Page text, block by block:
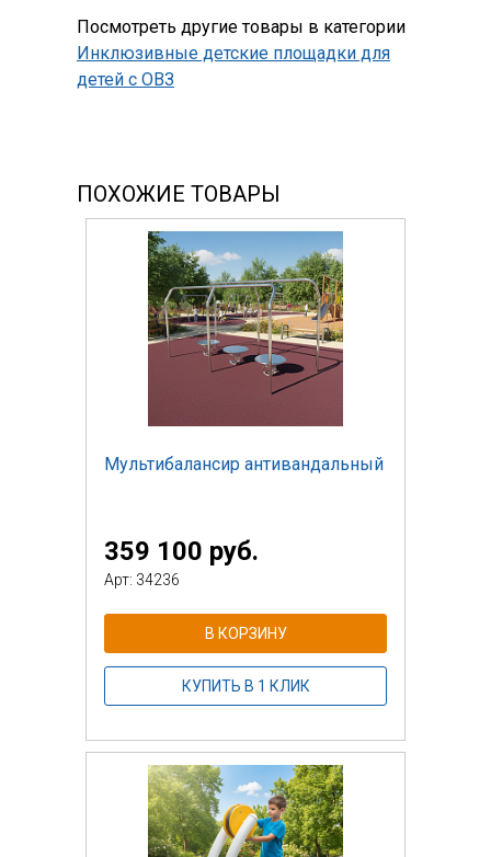
Посмотреть другие товары в категории
Инклюзивные детские площадки для
детей с ОВЗ
ПОХОЖИЕ ТОВАРЫ
Мультибалансир антивандальный
359 100 руб.
Арт: 34236
В КОРЗИНУ
КУПИТЬ В 1 КЛИК